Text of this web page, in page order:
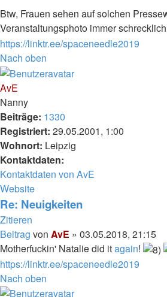
Btw, Frauen sehen auf solchen
Veranstaltungsphoto immer
https://linktr.ee/spaceneedle2019
Nach oben
AvE
Nanny
Beiträge: 1330
Registriert: 29.05.2001, 1:00
Wohnort: Leipzig
Kontaktdaten:
Kontaktdaten von AvE
Website
Re: Neuigkeiten
Zitieren
Beitrag von AvE » 03.05.2018, 21:15
Motherfuckin' Natalie did itagain!
https://linktr.ee/spaceneedle2019
Nach oben